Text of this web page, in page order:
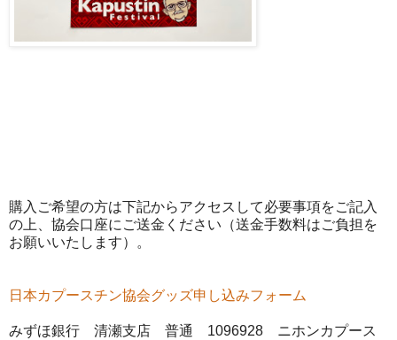
購入ご希望の方は下記からアクセスして必要事項をご記入
の上、協会口座にご送金ください（送金手数料はご負担を
お願いいたします）。
日本カプースチン協会グッズ申し込みフォーム
みずほ銀行 清瀬支店 普通 1096928 ニホンカプース